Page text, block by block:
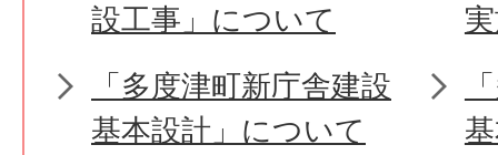
設工事」について
「多度津町新庁舎建設
基本設計」について